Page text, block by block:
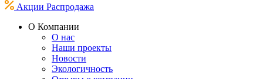
Акции Распродажа
О Компании
О нас
Наши проекты
Новости
Экологичность